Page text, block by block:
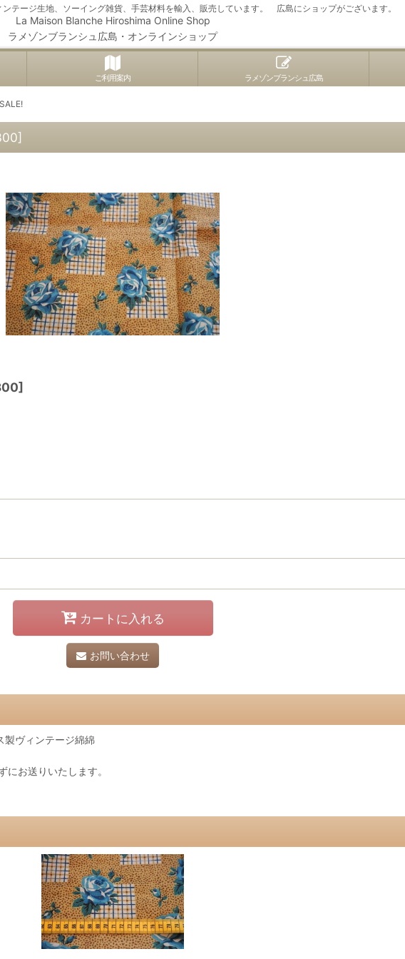
テージ生地、ソーイング雑貨、手芸材料を輸入、販売しています。 広島にショップがございます。
La Maison Blanche Hiroshima Online Shop
ラメゾンブランシュ広島・オンラインショップ
ご利用案内 ラメゾンブランシュ広島
]
]
カートに入れる
お問い合わせ
製ヴィンテージ綿綿
お送りいたします。